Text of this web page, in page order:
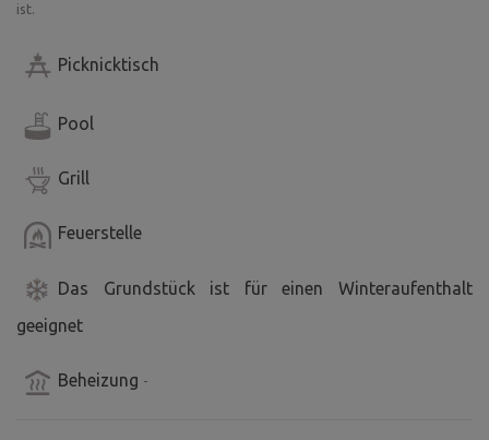
ist.
Picknicktisch
Pool
Grill
Feuerstelle
Das Grundstück ist für einen Winteraufenthalt
geeignet
Beheizung -